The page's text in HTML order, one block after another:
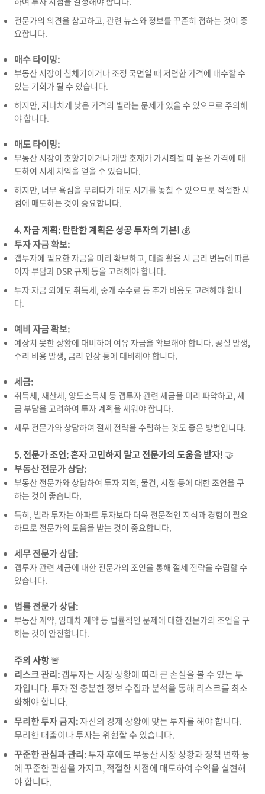
전문가의 의견을 참고하고, 관련 뉴스와 정보를 꾸준히 접하는 것이 중
요합니다.
매수 타이밍:
부동산 시장이 침체기이거나 조정 국면일 때 저렴한 가격에 매수할 수
있는 기회가 될 수 있습니다.
하지만, 지나치게 낮은 가격의 빌라는 문제가 있을 수 있으므로 주의해
야 합니다.
매도 타이밍:
부동산 시장이 호황기이거나 개발 호재가 가시화될 때 높은 가격에 매
도하여 시세 차익을 얻을 수 있습니다.
하지만, 너무 욕심을 부리다가 매도 시기를 놓칠 수 있으므로 적절한 시
점에 매도하는 것이 중요합니다.
4. 자금 계획: 탄탄한 계획은 성공 투자의 기본! 💰
투자 자금 확보:
갭투자에 필요한 자금을 미리 확보하고, 대출 활용 시 금리 변동에 따른
이자 부담과 DSR 규제 등을 고려해야 합니다.
투자 자금 외에도 취득세, 중개 수수료 등 추가 비용도 고려해야 합니
다.
예비 자금 확보:
예상치 못한 상황에 대비하여 여유 자금을 확보해야 합니다. 공실 발생,
수리 비용 발생, 금리 인상 등에 대비해야 합니다.
세금:
취득세, 재산세, 양도소득세 등 갭투자 관련 세금을 미리 파악하고, 세
금 부담을 고려하여 투자 계획을 세워야 합니다.
세무 전문가와 상담하여 절세 전략을 수립하는 것도 좋은 방법입니다.
5. 전문가 조언: 혼자 고민하지 말고 전문가의 도움을 받자! 🤝
부동산 전문가 상담:
부동산 전문가와 상담하여 투자 지역, 물건, 시점 등에 대한 조언을 구
하는 것이 좋습니다.
특히, 빌라 투자는 아파트 투자보다 더욱 전문적인 지식과 경험이 필요
하므로 전문가의 도움을 받는 것이 중요합니다.
세무 전문가 상담:
갭투자 관련 세금에 대한 전문가의 조언을 통해 절세 전략을 수립할 수
있습니다.
법률 전문가 상담:
부동산 계약, 임대차 계약 등 법률적인 문제에 대한 전문가의 조언을 구
하는 것이 안전합니다.
주의 사항🚨
리스크 관리:갭투자는 시장 상황에 따라 큰 손실을 볼 수 있는 투
자입니다.투자 전 충분한 정보 수집과 분석을 통해 리스크를 최소
화해야 합니다.
무리한 투자 금지:자신의 경제 상황에 맞는 투자를 해야 합니다.
무리한 대출이나 투자는 위험할 수 있습니다.
꾸준한 관심과 관리:투자 후에도 부동산 시장 상황과 정책 변화 등
에 꾸준한 관심을 가지고, 적절한 시점에 매도하여 수익을 실현해
야 합니다.